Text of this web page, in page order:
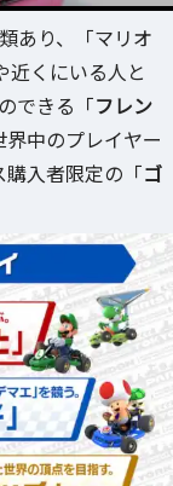
あり、「マリオ
近くにいる人と
できる「フレン
中のプレイヤー
購入者限定の「ゴ